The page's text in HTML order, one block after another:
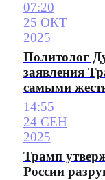
07:20
25 ОКТ
2025
Политолог
заявления
самыми
14:55
24 СЕН
2025
Трамп
России